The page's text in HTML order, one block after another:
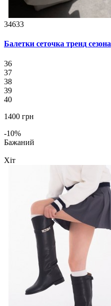
34633
Балетки сеточка тренд сезона
36
37
38
39
40
1400 грн
-10%
Бажаний
Хіт